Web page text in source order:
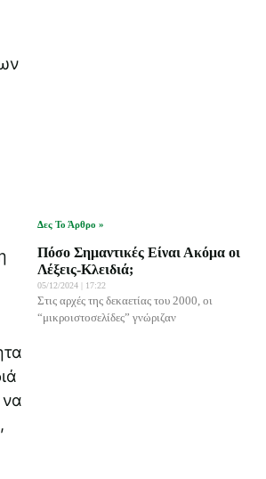
Δες Το Άρθρο »
Πόσο Σημαντικές Είναι Ακόμα οι
Λέξεις-Κλειδιά;
05/12/2024 17:22
Στις αρχές της δεκαετίας του 2000, οι
“μικροιστοσελίδες” γνώριζαν